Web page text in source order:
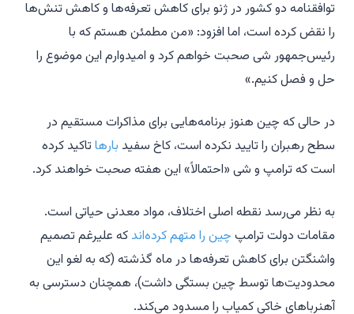
توافقنامه دو کشور در ژنو برای کاهش تعرفه‌ها و کاهش تنش‌ها
را نقض کرده است، اما افزود: «من مطمئن هستم که با
رئیس‌جمهور شی صحبت خواهم کرد و امیدوارم این موضوع را
حل و فصل کنیم.»
در حالی که چین هنوز برنامه‌هایی برای مذاکرات مستقیم در
سطح رهبران را تایید نکرده است، کاخ سفید بارها تاکید کرده
است که ترامپ و شی «احتمالاً» این هفته صحبت خواهند کرد.
به نظر می‌رسد نقطه اصلی اختلاف، مواد معدنی حیاتی است.
مقامات دولت ترامپ چین را متهم کرده‌اند که علیرغم تصمیم
واشنگتن برای کاهش تعرفه‌ها در ماه گذشته (که به لغو این
محدودیت‌ها توسط چین بستگی داشت)، همچنان دسترسی به
آهنرباهای خاکی کمیاب را مسدود می‌کند.